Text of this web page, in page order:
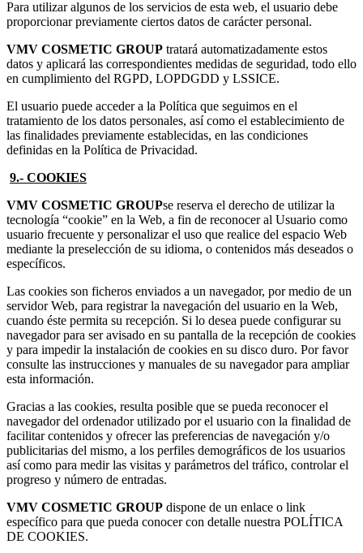
Para utilizar algunos de los servicios de esta web, el usuario debe
proporcionar previamente ciertos datos de carácter personal.
VMV COSMETIC GROUP tratará automatizadamente estos
datos y aplicará las correspondientes medidas de seguridad, todo ello
en cumplimiento del RGPD, LOPDGDD y LSSICE.
El usuario puede acceder a la Política que seguimos en el
tratamiento de los datos personales, así como el establecimiento de
las finalidades previamente establecidas, en las condiciones
definidas en la Política de Privacidad.
9.- COOKIES
VMV COSMETIC GROUPse reserva el derecho de utilizar la
tecnología “cookie” en la Web, a fin de reconocer al Usuario como
usuario frecuente y personalizar el uso que realice del espacio Web
mediante la preselección de su idioma, o contenidos más deseados o
específicos.
Las cookies son ficheros enviados a un navegador, por medio de un
servidor Web, para registrar la navegación del usuario en la Web,
cuando éste permita su recepción. Si lo desea puede configurar su
navegador para ser avisado en su pantalla de la recepción de cookies
y para impedir la instalación de cookies en su disco duro. Por favor
consulte las instrucciones y manuales de su navegador para ampliar
esta información.
Gracias a las cookies, resulta posible que se pueda reconocer el
navegador del ordenador utilizado por el usuario con la finalidad de
facilitar contenidos y ofrecer las preferencias de navegación y/o
publicitarias del mismo, a los perfiles demográficos de los usuarios
así como para medir las visitas y parámetros del tráfico, controlar el
progreso y número de entradas.
VMV COSMETIC GROUP dispone de un enlace o link
específico para que pueda conocer con detalle nuestra POLÍTICA
DE COOKIES.